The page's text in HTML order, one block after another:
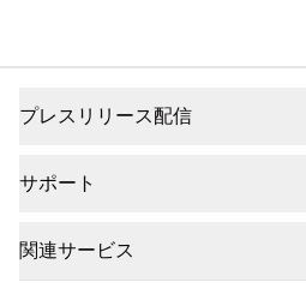
プレスリリース配信
サポート
関連サービス